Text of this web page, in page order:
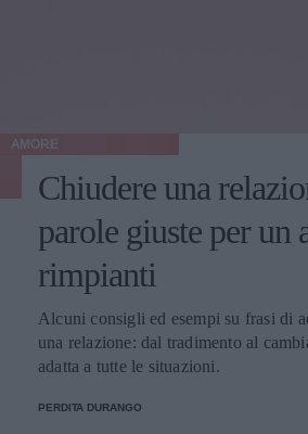
AMORE
Chiudere una
parole giuste per un
rimpianti
Alcuni consigli ed esempi su frasi di
una relazione: dal tradimento al
adatta a tutte le situazioni.
PERDITA DURANGO